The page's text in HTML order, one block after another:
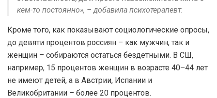
кем-то постоянно», – добавила психотерапевт.
Кроме того, как показывают социологические опросы,
до девяти процентов россиян – как мужчин, так и
женщин – собираются остаться бездетными. В СШ,
например, 15 процентов женщин в возрасте 40–44 лет
не имеют детей, а в Австрии, Испании и
Великобритании – более 20 процентов.